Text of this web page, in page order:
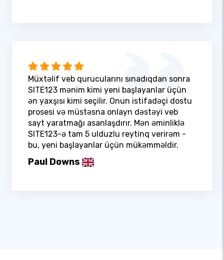
Müxtəlif veb qurucularını sınadıqdan sonra
SITE123 mənim kimi yeni başlayanlar üçün
ən yaxşısı kimi seçilir. Onun istifadəçi dostu
prosesi və müstəsna onlayn dəstəyi veb
sayt yaratmağı asanlaşdırır. Mən əminliklə
SITE123-ə tam 5 ulduzlu reytinq verirəm -
bu, yeni başlayanlar üçün mükəmməldir.
Paul Downs